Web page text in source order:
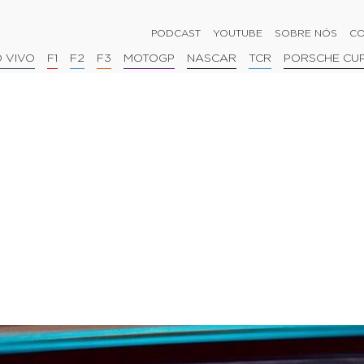
PODCAST YOUTUBE SOBRE NÓS
VIVO F1 F2 F3 MOTOGP NASCAR TCR PORSCHE